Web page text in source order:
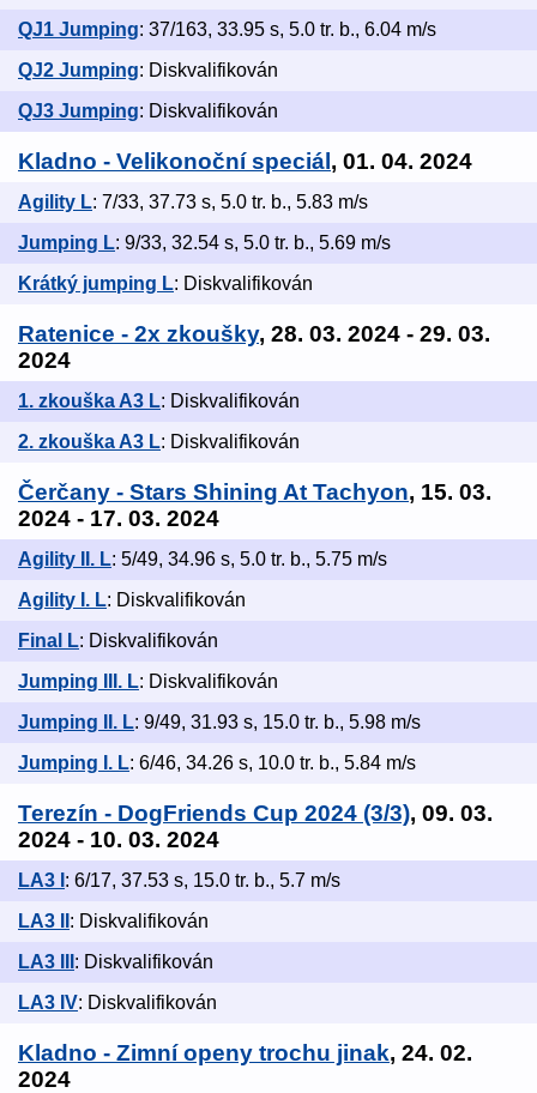
QJ1 Jumping: 37/163, 33.95 s, 5.0 tr. b., 6.04 m/s
QJ2 Jumping: Diskvalifikován
QJ3 Jumping: Diskvalifikován
Kladno - Velikonoční speciál, 01. 04. 2024
Agility L: 7/33, 37.73 s, 5.0 tr. b., 5.83 m/s
Jumping L: 9/33, 32.54 s, 5.0 tr. b., 5.69 m/s
Krátký jumping L: Diskvalifikován
Ratenice - 2x zkoušky, 28. 03. 2024 - 29. 03.
2024
1. zkouška A3 L: Diskvalifikován
2. zkouška A3 L: Diskvalifikován
Čerčany - Stars Shining At Tachyon, 15. 03.
2024 - 17. 03. 2024
Agility II. L: 5/49, 34.96 s, 5.0 tr. b., 5.75 m/s
Agility I. L: Diskvalifikován
Final L: Diskvalifikován
Jumping III. L: Diskvalifikován
Jumping II. L: 9/49, 31.93 s, 15.0 tr. b., 5.98 m/s
Jumping I. L: 6/46, 34.26 s, 10.0 tr. b., 5.84 m/s
Terezín - DogFriends Cup 2024 (3/3), 09. 03.
2024 - 10. 03. 2024
LA3 I : 6/17, 37.53 s, 15.0 tr. b., 5.7 m/s
LA3 II : Diskvalifikován
LA3 III : Diskvalifikován
LA3 IV: Diskvalifikován
Kladno - Zimní openy trochu jinak, 24. 02.
2024